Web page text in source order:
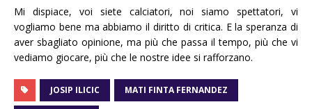
Mi dispiace, voi siete calciatori, noi siamo spettatori, vi
vogliamo bene ma abbiamo il diritto di critica. E la speranza di
aver sbagliato opinione, ma più che passa il tempo, più che vi
vediamo giocare, più che le nostre idee si rafforzano.
JOSIP ILICIC MATI FINTA FERNANDEZ